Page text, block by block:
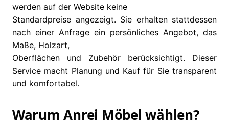
werden auf der Website keine
Standardpreise angezeigt. Sie erhalten stattdessen
nach einer Anfrage ein persönliches Angebot, das
Maße, Holzart,
Oberflächen und Zubehör berücksichtigt. Dieser
Service macht Planung und Kauf für Sie transparent
und komfortabel.
Warum Anrei Möbel wählen?